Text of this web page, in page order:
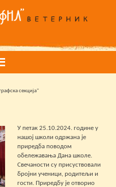
секција"
У петак 25.10.2024. године у
нашој школи одржана је
приредба поводом
обележавања Дана школе.
Свечаности су присуствовали
бројни ученици, родитељи и
гости. Приредбу је отворио